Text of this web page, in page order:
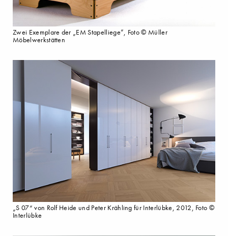
Zwei Exemplare der „EM Stapelliege”, Foto © Müller
Möbelwerkstätten
„S 07“ von Rolf Heide und Peter Krähling für Interlübke, 2012, Foto ©
Interlübke